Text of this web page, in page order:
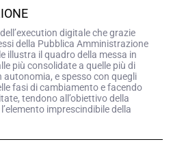
digitale che grazie
della Pubblica Amministrazione
illustra il quadro della messa in
più consolidate a quelle più di
e spesso con quegli
fasi di cambiamento e facendo
tendono all’obiettivo della
imprescindibile della